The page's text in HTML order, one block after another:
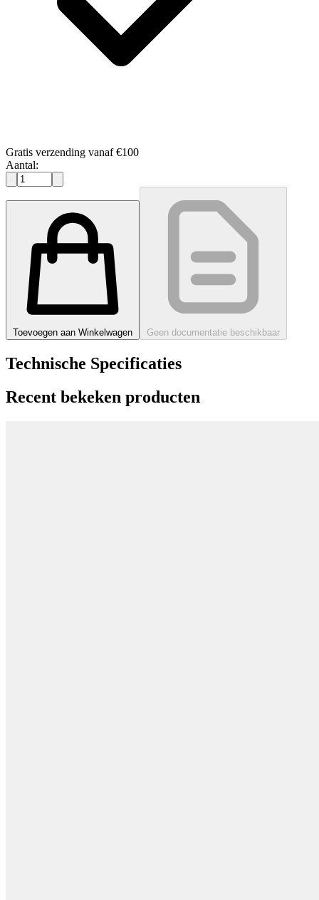
Gratis verzending vanaf €100
Aantal:
Toevoegen aan Winkelwagen Geen documentatie beschikbaar
Technische Specificaties
Recent bekeken producten